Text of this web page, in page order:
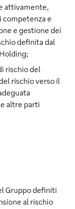
attivamente,
e
e gestione dei
definita dal
rischio del
rischio verso il
altre parti
Gruppo definiti
al rischio